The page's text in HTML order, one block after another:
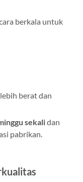
berkala untuk
berat dan
sekalidan
pabrikan.